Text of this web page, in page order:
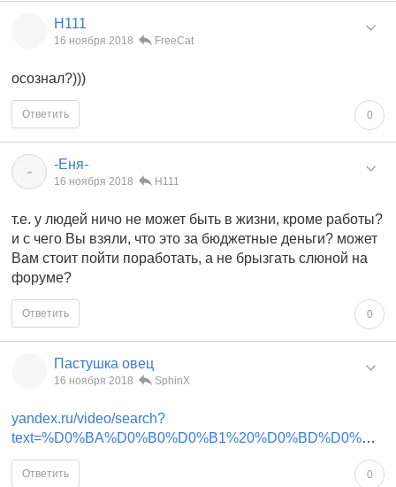
Н111
16 ноября 2018 FreeCat
осознал?)))
0
Ответить
- -Еня-
16 ноября 2018 Н111
т.е. у людей ничо не может быть в жизни, кроме работы?
и с чего Вы взяли, что это за бюджетные деньги? может
Вам стоит пойти поработать, а не брызгать слюной на
форуме?
0
Ответить
Пастушка овец
16 ноября 2018 SphinX
yandex.ru/video/search?
text=%D0%BA%D0%B0%D0%B1%20%D0%BD%D0%B0%D0%BC%20%D1%81%D1%82%D0%B0%D1%80&path=wizard&noreask=1&filmId=7907043450502128761
0
Ответить